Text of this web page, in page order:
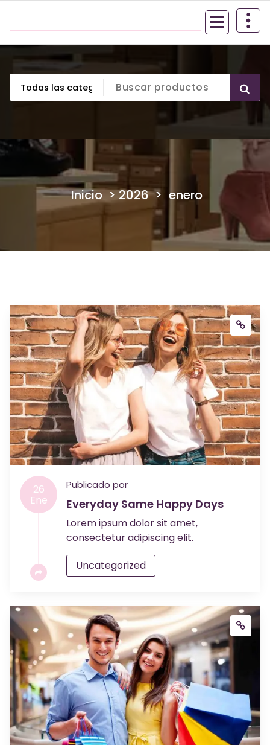
contenido
Inicio>2026> enero
26
Ene
Publicado por
Everyday Same Happy Days
Lorem ipsum dolor sit amet,
consectetur adipiscing elit.
Uncategorized